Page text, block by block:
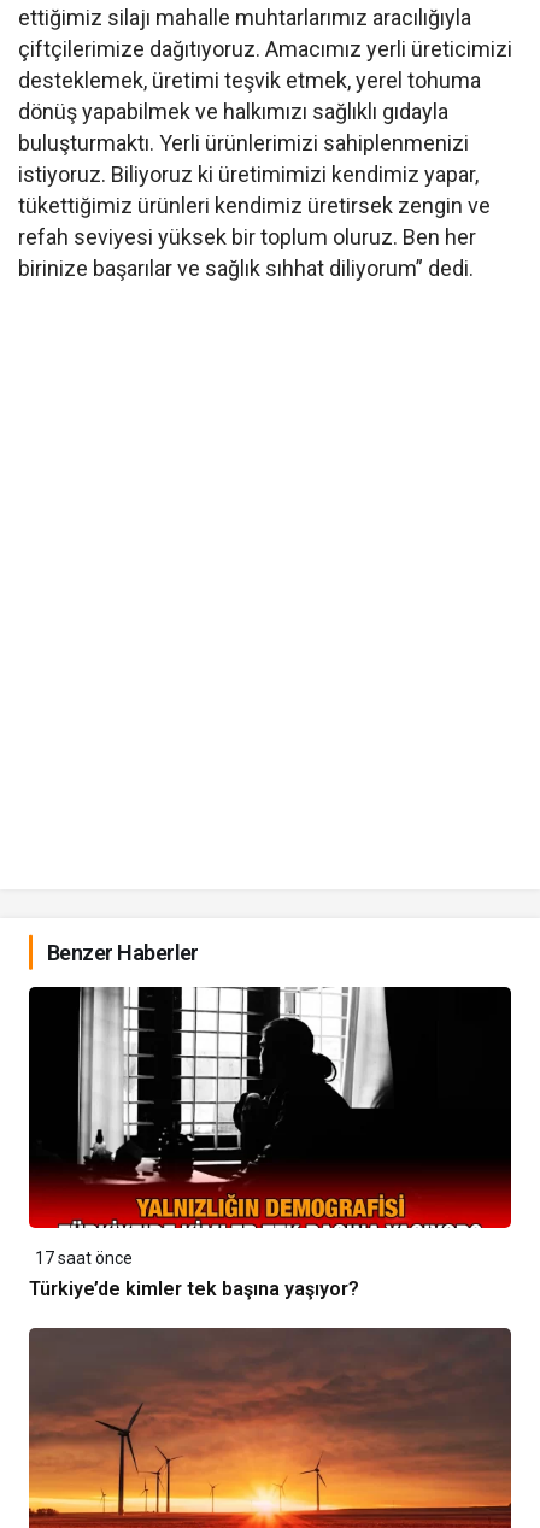
ettiğimiz silajı mahalle muhtarlarımız aracılığıyla
çiftçilerimize dağıtıyoruz. Amacımız yerli üreticimizi
desteklemek, üretimi teşvik etmek, yerel tohuma
dönüş yapabilmek ve halkımızı sağlıklı gıdayla
buluşturmaktı. Yerli ürünlerimizi sahiplenmenizi
istiyoruz. Biliyoruz ki üretimimizi kendimiz yapar,
tükettiğimiz ürünleri kendimiz üretirsek zengin ve
refah seviyesi yüksek bir toplum oluruz. Ben her
birinize başarılar ve sağlık sıhhat diliyorum” dedi.
Benzer Haberler
17 saat önce
Türkiye’de kimler tek başına yaşıyor?